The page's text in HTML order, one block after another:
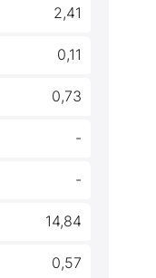
2,41
0,11
0,73
-
-
14,84
0,57